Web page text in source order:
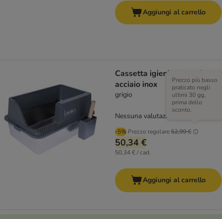
Aggiungi al carrello
Cassetta igienica kooa in
acciaio inox
grigio
-5% Prezzo regolare52,99 €
Prezzo più basso
praticato negli
ultimi 30 gg,
prima dello
sconto.
50,34 €
50,34 € / cad.
Nessuna valutazione
Aggiungi al carrello